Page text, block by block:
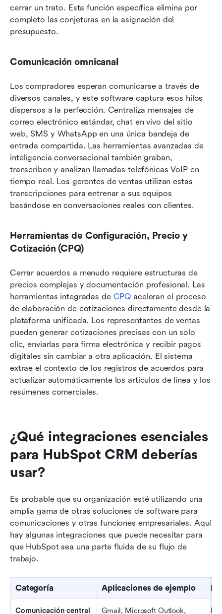
cerrar un trato. Esta función específica elimina por
completo las conjeturas en la asignación del
presupuesto.
Comunicación omnicanal
Los compradores esperan comunicarse a través de
diversos canales, y este software captura esos hilos
dispersos a la perfección. Centraliza mensajes de
correo electrónico estándar, chat en vivo del sitio
web, SMS y WhatsApp en una única bandeja de
entrada compartida. Las herramientas avanzadas de
inteligencia conversacional también graban,
transcriben y analizan llamadas telefónicas VoIP en
tiempo real. Los gerentes de ventas utilizan estas
transcripciones para entrenar a sus equipos
basándose en conversaciones reales con clientes.
Herramientas de Configuración, Precio y
Cotización (CPQ)
Cerrar acuerdos a menudo requiere estructuras de
precios complejas y documentación profesional. Las
herramientas integradas de CPQ aceleran el proceso
de elaboración de cotizaciones directamente desde la
plataforma unificada. Los representantes de ventas
pueden generar cotizaciones precisas con un solo
clic, enviarlas para firma electrónica y recibir pagos
digitales sin cambiar a otra aplicación. El sistema
extrae el contexto de los registros de acuerdos para
actualizar automáticamente los artículos de línea y los
resúmenes comerciales.
¿Qué integraciones esenciales
para HubSpot CRM deberías
usar?
Es probable que su organización esté utilizando una
amplia gama de otras soluciones de software para
comunicaciones y otras funciones empresariales. Aquí
hay algunas integraciones que puede necesitar para
que HubSpot sea una parte fluida de su flujo de
trabajo.
Categoría Aplicaciones de ejemplo
Comunicación central
Gmail, Microsoft Outlook,